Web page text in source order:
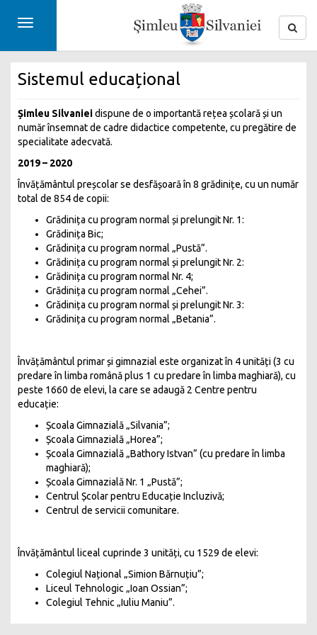
Toggle
Sistemul educațional
Șimleu Silvanieidispune de o importantă rețea școlară și un
număr însemnat de cadre didactice competente, cu pregătire de
specialitate adecvată.
2019 – 2020
Învățământul preșcolar se desfășoară în 8 grădinițe, cu un număr
total de 854 de copii:
Grădinița cu program normal și prelungit Nr. 1:
Grădinița Bic;
Grădinița cu program normal „Pustă”.
Grădinița cu program normal și prelungit Nr. 2:
Grădinița cu program normal Nr. 4;
Grădinița cu program normal „Cehei”.
Grădinița cu program normal și prelungit Nr. 3:
Grădinița cu program normal „Betania”.
Învățământul primar și gimnazial este organizat în 4 unități (3 cu
predare în limba română plus 1 cu predare în limba maghiară), cu
peste 1660 de elevi, la care se adaugă 2 Centre pentru
educație:
Școala Gimnazială „Silvania”;
Școala Gimnazială „Horea”;
Școala Gimnazială „Bathory Istvan” (cu predare în limba
maghiară);
Școala Gimnazială Nr. 1 „Pustă”;
Centrul Școlar pentru Educație Incluzivă;
Centrul de servicii comunitare.
Învățământul liceal cuprinde 3 unități, cu 1529 de elevi:
Colegiul Național „Simion Bărnuțiu”;
Liceul Tehnologic „Ioan Ossian”;
Colegiul Tehnic „Iuliu Maniu”.